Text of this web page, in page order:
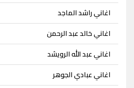
اغاني راشد الماجد
اغاني خالد عبد الرحمن
اغاني عبد الله الرويشد
اغاني عبادي الجوهر